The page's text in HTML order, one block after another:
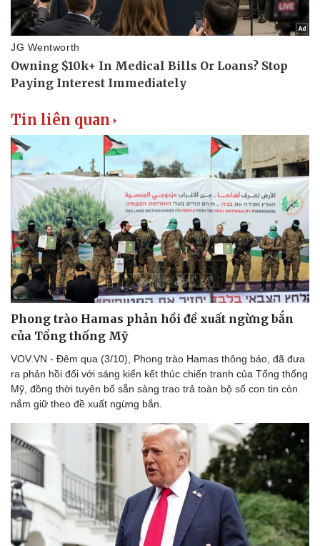
Tin liên quan
Phong trào Hamas phản hồi đề xuất ngừng bắn
của Tổng thống Mỹ
VOV.VN - Đêm qua (3/10), Phong trào Hamas thông báo, đã đưa
ra phản hồi đối với sáng kiến kết thúc chiến tranh của Tổng thống
Mỹ, đồng thời tuyên bố sẵn sàng trao trả toàn bộ số con tin còn
nắm giữ theo đề xuất ngừng bắn.